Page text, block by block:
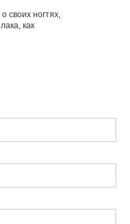
своих ногтях,
как